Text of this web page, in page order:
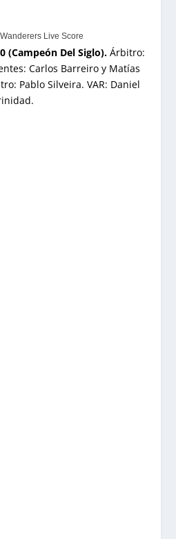
Live Score
(Campeón Del Siglo). Árbitro:
Carlos Barreiro y Matías
Pablo Silveira. VAR: Daniel